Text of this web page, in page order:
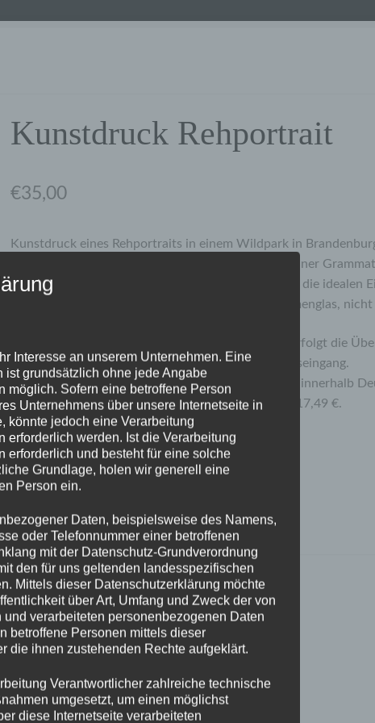
Kunstdruck Rehportrait
€35,00
Kunstdruck eines Rehportraits in einem Wildpark in
A3 auf hochwertigem Fotopapier von Fujifilm mit einer
Fotopapier ist matt und fein strukturiert, so dass es die idealen
auch bei starkem Lichteinfall, z.B. hinter Bilderrahmenglas, nicht
In Abhängigkeit der Vorrätigkeit der Kunstdrucke erfolgt die
innerhalb von 2 bis 14 Tagen gerechnet ab Zahlungseingang.
Die Versandkosten für Kunstdrucke liegen bei DHL innerhalb
€, in die Schweiz bei 15 € und nach Österreich bei 17,49 €.
1 vorrätig
Kunstdruck
Rehportrait
Menge
Artikelnummer:2021-07
Kategorie:Kunstdrucke DIN A3
Schlagwörter:
DIN A3 Fotodruck Kunstdruck
Interesse an unserem Unternehmen. Eine
ist grundsätzlich ohne jede Angabe
möglich. Sofern eine betroffene Person
Unternehmens über unsere Internetseite in
könnte jedoch eine Verarbeitung
erforderlich werden. Ist die Verarbeitung
erforderlich und besteht für eine solche
Grundlage, holen wir generell eine
Person ein.
Daten, beispielsweise des Namens,
oder Telefonnummer einer betroffenen
mit der Datenschutz-Grundverordnung
den für uns geltenden landesspezifischen
Mittels dieser Datenschutzerklärung möchte
über Art, Umfang und Zweck der von
verarbeiteten personenbezogenen Daten
betroffene Personen mittels dieser
die ihnen zustehenden Rechte aufgeklärt.
Verantwortlicher zahlreiche technische
umgesetzt, um einen möglichst
diese Internetseite verarbeiteten